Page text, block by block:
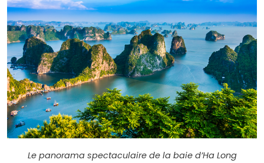
Le panorama spectaculaire de la baie d’Ha Long